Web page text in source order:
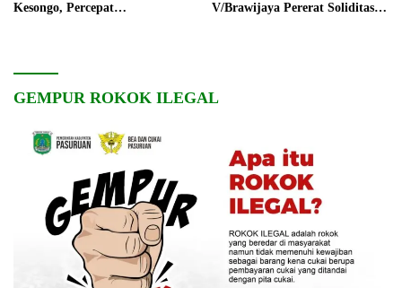
Kesongo, Percepat
V/Brawijaya Pererat Soliditas
GEMPUR ROKOK ILEGAL